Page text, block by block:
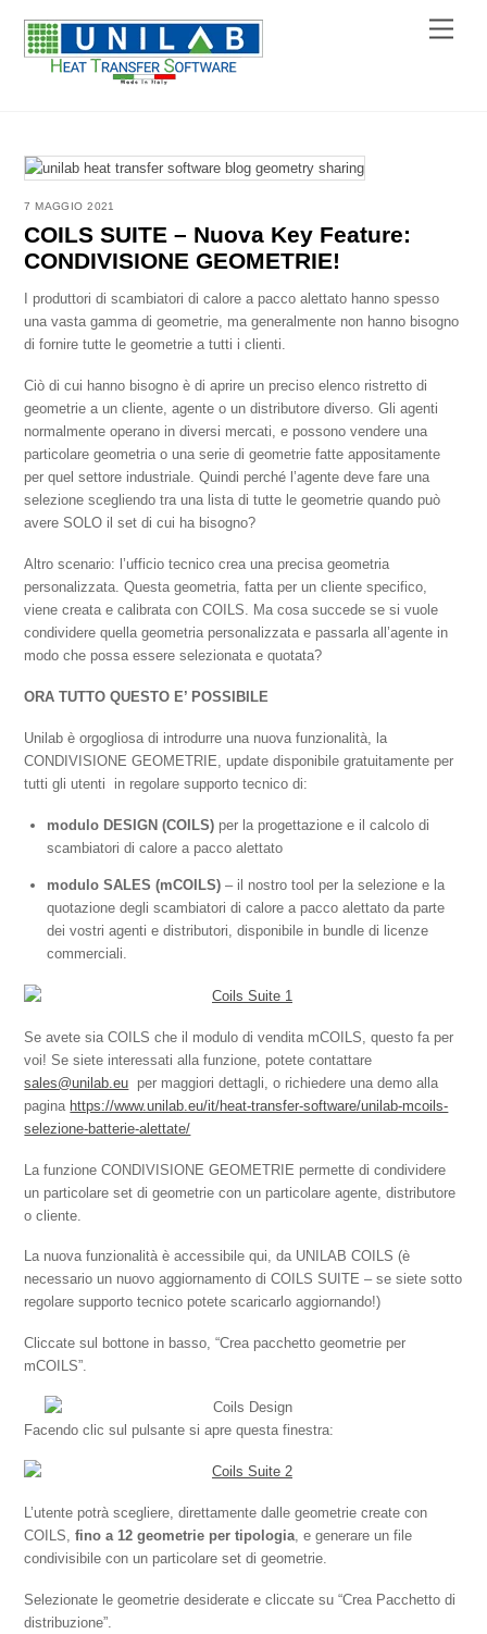
content
Menu
7 MAGGIO 2021
COILS SUITE – Nuova Key Feature:
CONDIVISIONE GEOMETRIE!
I produttori di scambiatori di calore a pacco alettato hanno spesso
una vasta gamma di geometrie, ma generalmente non hanno bisogno
di fornire tutte le geometrie a tutti i clienti.
Ciò di cui hanno bisogno è di aprire un preciso elenco ristretto di
geometrie a un cliente, agente o un distributore diverso. Gli agenti
normalmente operano in diversi mercati, e possono vendere una
particolare geometria o una serie di geometrie fatte appositamente
per quel settore industriale. Quindi perché l’agente deve fare una
selezione scegliendo tra una lista di tutte le geometrie quando può
avere SOLO il set di cui ha bisogno?
Altro scenario: l’ufficio tecnico crea una precisa geometria
personalizzata. Questa geometria, fatta per un cliente specifico,
viene creata e calibrata con COILS. Ma cosa succede se si vuole
condividere quella geometria personalizzata e passarla all’agente in
modo che possa essere selezionata e quotata?
ORA TUTTO QUESTO E’ POSSIBILE
Unilab è orgogliosa di introdurre una nuova funzionalità, la
CONDIVISIONE GEOMETRIE, update disponibile gratuitamente per
tutti gli utenti in regolare supporto tecnico di:
modulo DESIGN (COILS) per la progettazione e il calcolo di
scambiatori di calore a pacco alettato
modulo SALES (mCOILS) – il nostro tool per la selezione e la
quotazione degli scambiatori di calore a pacco alettato da parte
dei vostri agenti e distributori, disponibile in bundle di licenze
commerciali.
Se avete sia COILS che il modulo di vendita mCOILS, questo fa per
voi! Se siete interessati alla funzione, potete contattare
sales@unilab.eu per maggiori dettagli, o richiedere una demo alla
pagina https://www.unilab.eu/it/heat-transfer-software/unilab-mcoils-
selezione-batterie-alettate/
La funzione CONDIVISIONE GEOMETRIE permette di condividere
un particolare set di geometrie con un particolare agente, distributore
o cliente.
La nuova funzionalità è accessibile qui, da UNILAB COILS (è
necessario un nuovo aggiornamento di COILS SUITE – se siete sotto
regolare supporto tecnico potete scaricarlo aggiornando!)
Cliccate sul bottone in basso, “Crea pacchetto geometrie per
mCOILS”.
Facendo clic sul pulsante si apre questa finestra:
L’utente potrà scegliere, direttamente dalle geometrie create con
COILS,fino a 12 geometrie per tipologia, e generare un file
condivisibile con un particolare set di geometrie.
Selezionate le geometrie desiderate e cliccate su “Crea Pacchetto di
distribuzione”.